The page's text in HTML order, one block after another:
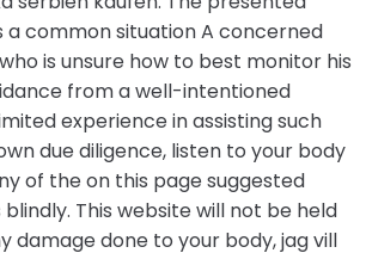
a common situation A concerned
is unsure how to best monitor his
from a well-intentioned
experience in assisting such
due diligence, listen to your body
of the on this page suggested
This website will not be held
damage done to your body, jag vill